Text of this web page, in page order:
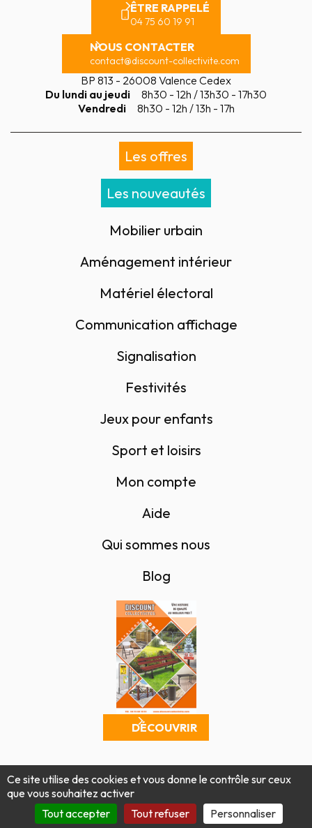
ÊTRE RAPPELÉ
04 75 60 19 91
NOUS CONTACTER
contact@discount-collectivite.com
BP 813 - 26008 Valence Cedex
Du lundi au jeudi
8h30 - 12h / 13h30 - 17h30
Vendredi
8h30 - 12h / 13h - 17h
Les offres
Les nouveautés
Mobilier urbain
Aménagement intérieur
Matériel électoral
Communication affichage
Signalisation
Festivités
Jeux pour enfants
Sport et loisirs
Mon compte
Aide
Qui sommes nous
Blog
DÉCOUVRIR
Mentions légalesPolitique de confidentialité
Conditions générales de vente
Produit par Tout Simplement Digital
Ce site utilise des cookies et vous donne le contrôle sur ceux
que vous souhaitez activer
Tout accepter
Tout refuser Personnaliser